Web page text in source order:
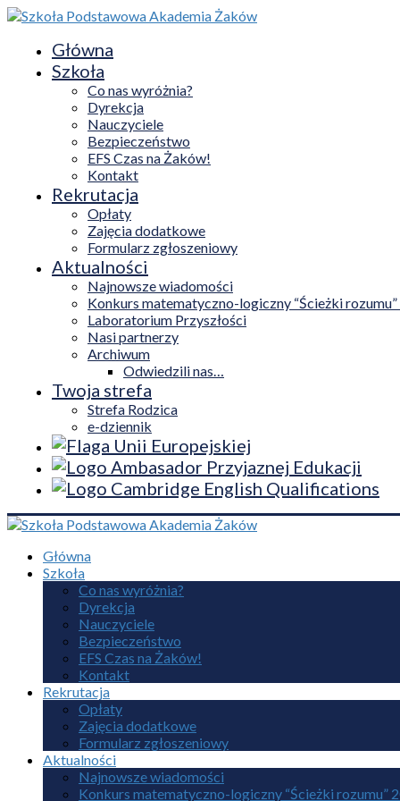
Główna
Szkoła
Co nas wyróżnia?
Dyrekcja
Nauczyciele
Bezpieczeństwo
EFS Czas na Żaków!
Kontakt
Rekrutacja
Opłaty
Zajęcia dodatkowe
Formularz zgłoszeniowy
Aktualności
Najnowsze wiadomości
Konkurs matematyczno-logiczny “Ścieżki
Laboratorium Przyszłości
Nasi partnerzy
Archiwum
Odwiedzili nas…
Twoja strefa
Strefa Rodzica
e-dziennik
Główna
Szkoła
Co nas wyróżnia?
Dyrekcja
Nauczyciele
Bezpieczeństwo
EFS Czas na Żaków!
Kontakt
Rekrutacja
Opłaty
Zajęcia dodatkowe
Formularz zgłoszeniowy
Aktualności
Najnowsze wiadomości
Konkurs matematyczno-logiczny “Ścieżki rozumu”